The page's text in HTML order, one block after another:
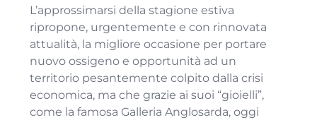
L’approssimarsi della stagione estiva
ripropone, urgentemente e con rinnovata
attualità, la migliore occasione per portare
nuovo ossigeno e opportunità ad un
territorio pesantemente colpito dalla crisi
economica, ma che grazie ai suoi “gioielli”,
come la famosa Galleria Anglosarda, oggi